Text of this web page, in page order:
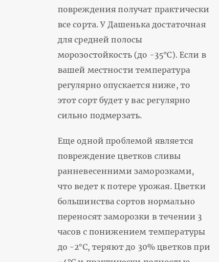
повреждения получат практически
все сорта. У Дашенька достаточная
для средней полосы
морозостойкость (до -35°С). Если в
вашей местности температура
регулярно опускается ниже, то
этот сорт будет у вас регулярно
сильно подмерзать.
Еще одной проблемой является
повреждение цветков сливы
ранневесенними заморозками,
что ведет к потере урожая. Цветки
большинства сортов нормально
переносят заморозки в течении 3
часов с понижением температуры
до -2°С, теряют до 30% цветков при